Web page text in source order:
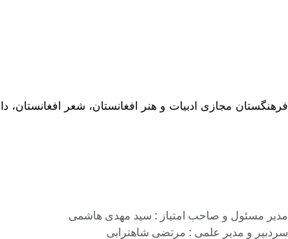
فرهنگستان مجازی ادبیات و هنر افغانستان، شعر افغانستان،
مدیر مسئول و صاحب امتیاز : سید مهدی هاشمی
سردبیر و مدیر علمی : مرتضی شاهترابی